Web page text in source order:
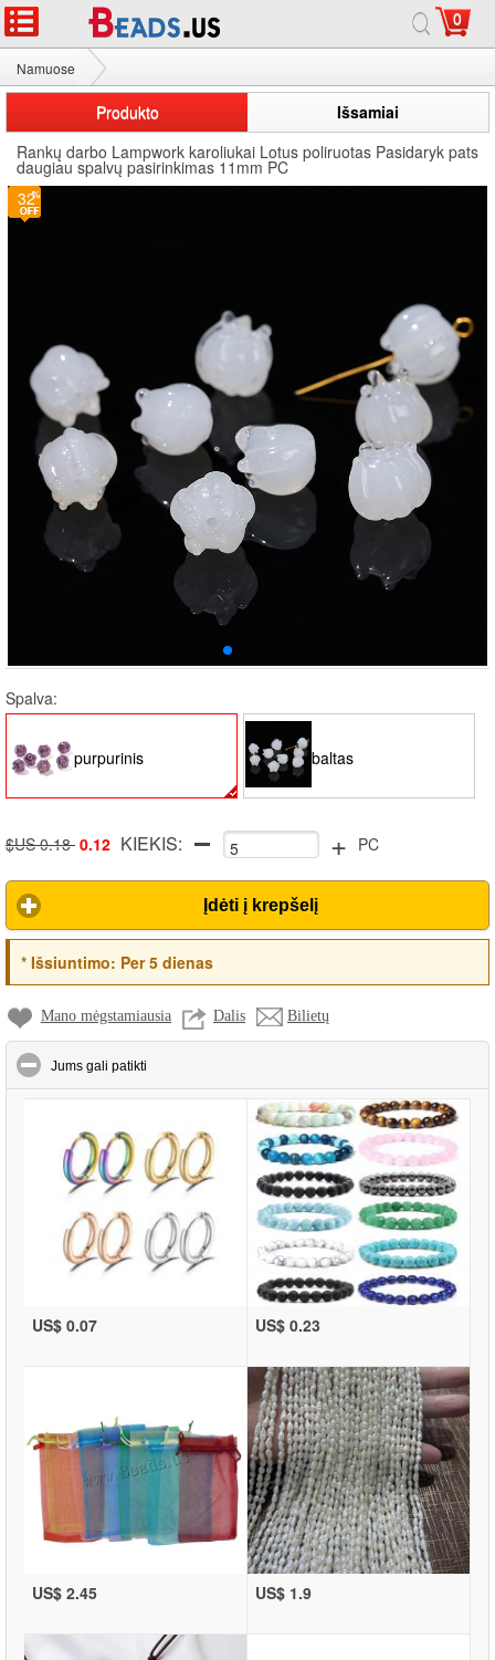
0
Namuose
Rankų darbo Lampwork karoliukai
Produkto
Išsamiai
Rankų darbo Lampwork karoliukai Lotus poliruotas Pasidaryk pats
daugiau spalvų pasirinkimas 11mm PC
Spalva:
purpurinis baltas
$US 0.18 0.12 KIEKIS: + PC
Įdėti į krepšelį
*Išsiuntimo: Per 5 dienas
Mano mėgstamiausia Dalis Bilietų
Jums gali patikti
US$ 0.07 US$ 0.23
US$ 2.45 US$ 1.9